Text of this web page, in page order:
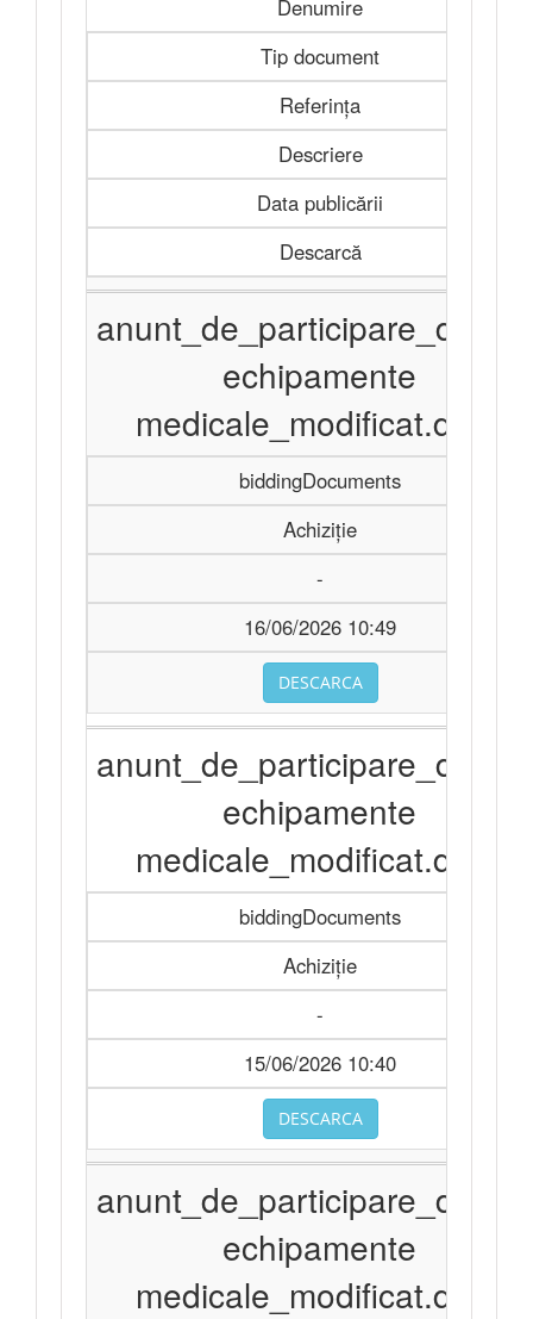
Denumire
Tip document
Referința
Descriere
Data publicării
Descarcă
echipamente
medicale_modificat.docx
biddingDocuments
Achiziție
-
16/06/2026 10:49
DESCARCA
echipamente
medicale_modificat.docx
biddingDocuments
Achiziție
-
15/06/2026 10:40
DESCARCA
echipamente
medicale_modificat.docx